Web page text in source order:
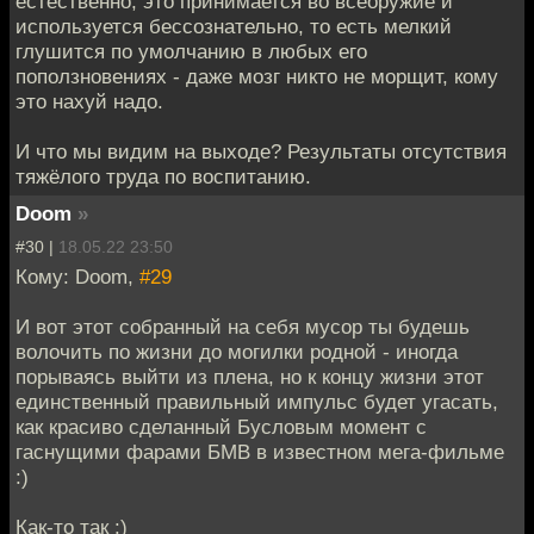
используется бессознательно, то есть мелкий
глушится по умолчанию в любых его
поползновениях - даже мозг никто не морщит, кому
это нахуй надо.
И что мы видим на выходе? Результаты отсутствия
тяжёлого труда по воспитанию.
Doom »
#30 | 18.05.22 23:50
Кому: Doom, #29
И вот этот собранный на себя мусор ты будешь
волочить по жизни до могилки родной - иногда
порываясь выйти из плена, но к концу жизни этот
единственный правильный импульс будет угасать,
как красиво сделанный Бусловым момент с
гаснущими фарами БМВ в известном мега-фильме
:)
Как-то так :)